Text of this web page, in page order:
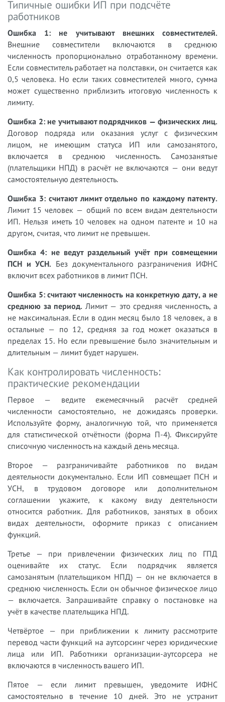
Типичные ошибки ИП при подсчёте
работников
Ошибка 1: не учитывают внешних совместителей.
Внешние совместители включаются в среднюю
численность пропорционально отработанному времени.
Если совместитель работает на полставки, он считается как
0,5 человека. Но если таких совместителей много, сумма
может существенно приблизить итоговую численность к
лимиту.
Ошибка 2: не учитывают подрядчиков — физических лиц.
Договор подряда или оказания услуг с физическим
лицом, не имеющим статуса ИП или самозанятого,
включается в среднюю численность. Самозанятые
(плательщики НПД) в расчёт не включаются — они ведут
самостоятельную деятельность.
Ошибка 3: считают лимит отдельно по каждому патенту.
Лимит 15 человек — общий по всем видам деятельности
ИП. Нельзя иметь 10 человек на одном патенте и 10 на
другом, считая, что лимит не превышен.
Ошибка 4: не ведут раздельный учёт при совмещении
ПСН и УСН. Без документального разграничения ИФНС
включит всех работников в лимит ПСН.
Ошибка 5: считают численность на конкретную дату, а не
среднюю за период. Лимит — это средняя численность, а
не максимальная. Если в один месяц было 18 человек, а в
остальные — по 12, средняя за год может оказаться в
пределах 15. Но если превышение было значительным и
длительным — лимит будет нарушен.
Как контролировать численность:
практические рекомендации
Первое — ведите ежемесячный расчёт средней
численности самостоятельно, не дожидаясь проверки.
Используйте форму, аналогичную той, что применяется
для статистической отчётности (форма П-4). Фиксируйте
списочную численность на каждый день месяца.
Второе — разграничивайте работников по видам
деятельности документально. Если ИП совмещает ПСН и
УСН, в трудовом договоре или дополнительном
соглашении укажите, к какому виду деятельности
относится работник. Для работников, занятых в обоих
видах деятельности, оформите приказ с описанием
функций.
Третье — при привлечении физических лиц по ГПД
оценивайте их статус. Если подрядчик является
самозанятым (плательщиком НПД) — он не включается в
среднюю численность. Если он обычное физическое лицо
— включается. Запрашивайте справку о постановке на
учёт в качестве плательщика НПД.
Четвёртое — при приближении к лимиту рассмотрите
перевод части функций на аутсорсинг через юридические
лица или ИП. Работники организации-аутсорсера не
включаются в численность вашего ИП.
Пятое — если лимит превышен, уведомите ИФНС
самостоятельно в течение 10 дней. Это не устранит